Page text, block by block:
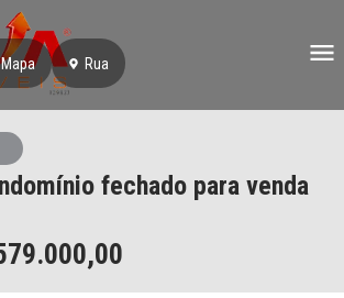
Mapa Rua
fechado para venda